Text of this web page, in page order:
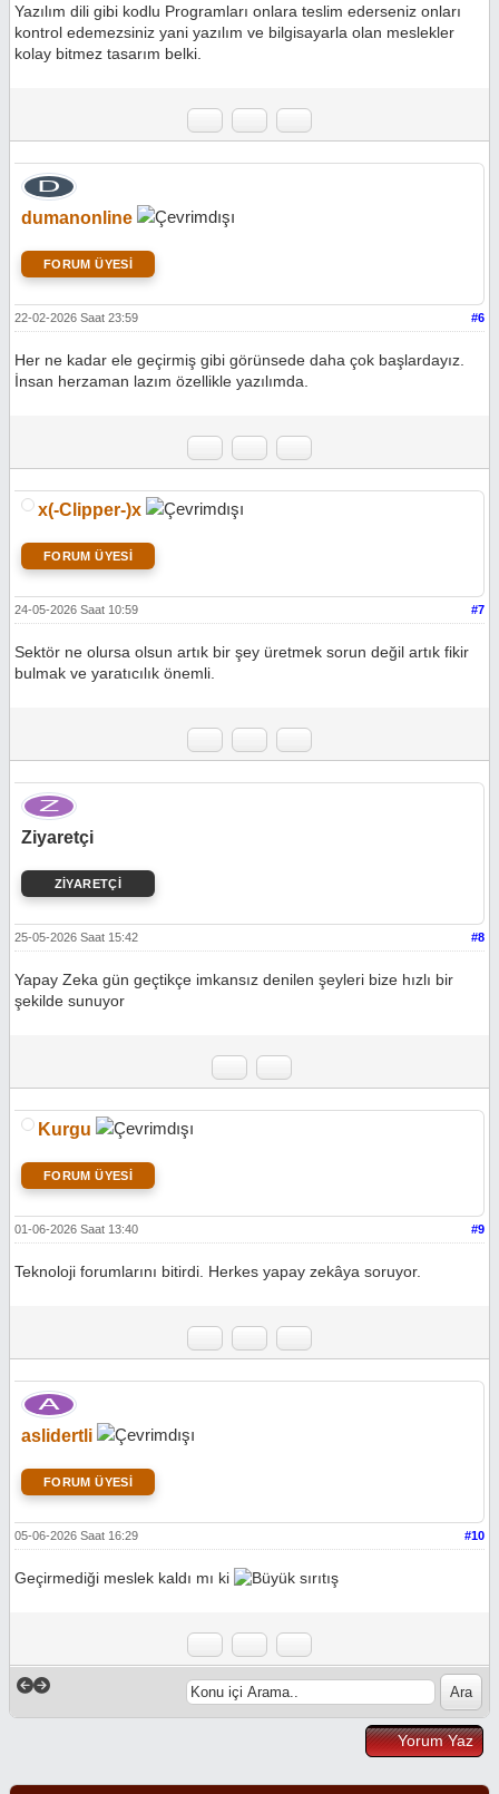
Yazılım dili gibi kodlu Programları onlara teslim ederseniz onları
kontrol edemezsiniz yani yazılım ve bilgisayarla olan meslekler
kolay bitmez tasarım belki.
dumanonline
FORUM ÜYESİ
#6
22-02-2026 Saat 23:59
Her ne kadar ele geçirmiş gibi görünsede daha çok başlardayız.
İnsan herzaman lazım özellikle yazılımda.
x(-Clipper-)x
FORUM ÜYESİ
#7
24-05-2026 Saat 10:59
Sektör ne olursa olsun artık bir şey üretmek sorun değil artık fikir
bulmak ve yaratıcılık önemli.
Ziyaretçi
ZİYARETÇİ
#8
25-05-2026 Saat 15:42
Yapay Zeka gün geçtikçe imkansız denilen şeyleri bize hızlı bir
şekilde sunuyor
Kurgu
FORUM ÜYESİ
#9
01-06-2026 Saat 13:40
Teknoloji forumlarını bitirdi. Herkes yapay zekâya soruyor.
aslidertli
FORUM ÜYESİ
#10
05-06-2026 Saat 16:29
Geçirmediği meslek kaldı mı ki
Yorum Yaz